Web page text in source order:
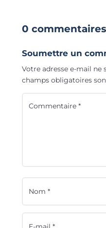
0 commentaires
Soumettre un
Votre adresse e-mail ne
champs obligatoires